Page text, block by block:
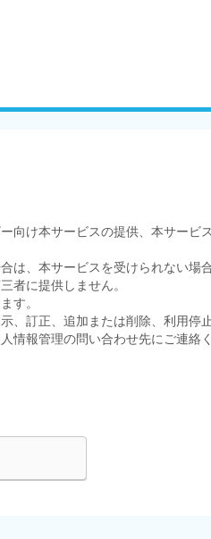
向け本サービスの提供、本サービ
、本サービスを受けられない場合
者に提供しません。
す。
、訂正、追加または削除、利用停
情報管理の問い合わせ先にご連絡